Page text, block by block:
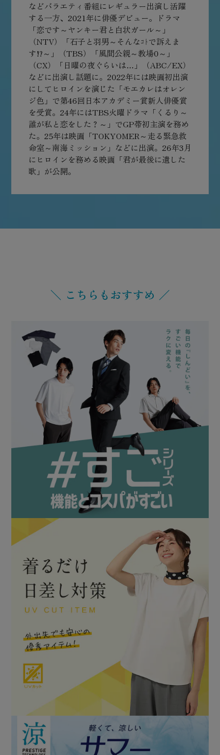
などバラエティ番組にレギュラー出演し活躍
する一方、2021年に俳優デビュー。ドラマ
「恋です～ヤンキー君と白状ガール～」
（NTV）「石子と羽男～そんなｺﾄで訴えま
す!?～」（TBS）「風間公親～教場0～」
（CX）「日曜の夜ぐらいは…」（ABC/EX）
などに出演し話題に。2022年には映画初出演
にしてヒロインを演じた「モエカレはオレン
ジ色」で第46回日本アカデミー賞新人俳優賞
を受賞。24年にはTBS火曜ドラマ「くるり～
誰が私と恋をした？～」でGP帯初主演を務め
た。25年は映画「TOKYOMER～走る緊急救
命室～南海ミッション」などに出演。26年3月
にヒロインを務める映画「君が最後に遺した
歌」が公開。
＼ こちらもおすすめ ／